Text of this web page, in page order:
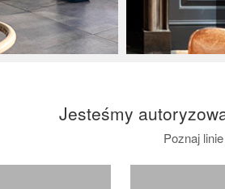
Jesteśmy
Poznaj